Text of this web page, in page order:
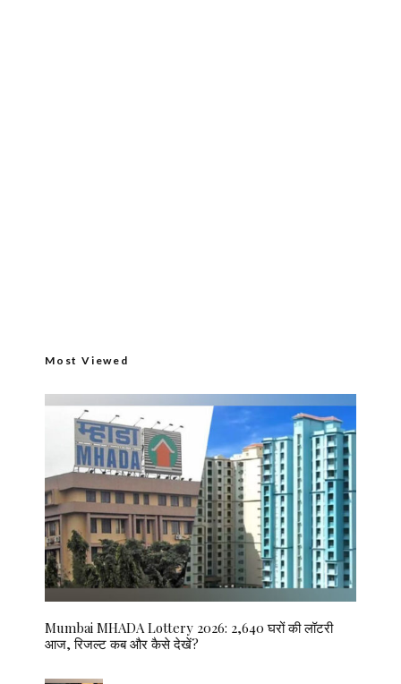
Most Viewed
Mumbai MHADA Lottery 2026: 2,640 घरों की लॉटरी
आज, रिजल्ट कब और कैसे देखें?